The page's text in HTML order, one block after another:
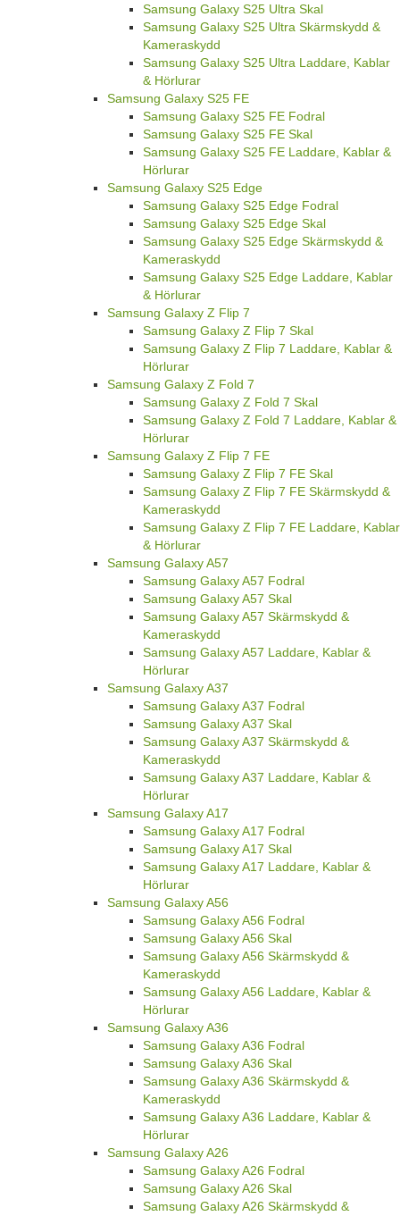
Samsung Galaxy S25 Ultra Skal
Samsung Galaxy S25 Ultra Skärmskydd &
Kameraskydd
Samsung Galaxy S25 Ultra Laddare, Kablar
& Hörlurar
Samsung Galaxy S25 FE
Samsung Galaxy S25 FE Fodral
Samsung Galaxy S25 FE Skal
Samsung Galaxy S25 FE Laddare, Kablar &
Hörlurar
Samsung Galaxy S25 Edge
Samsung Galaxy S25 Edge Fodral
Samsung Galaxy S25 Edge Skal
Samsung Galaxy S25 Edge Skärmskydd &
Kameraskydd
Samsung Galaxy S25 Edge Laddare, Kablar
& Hörlurar
Samsung Galaxy Z Flip 7
Samsung Galaxy Z Flip 7 Skal
Samsung Galaxy Z Flip 7 Laddare, Kablar &
Hörlurar
Samsung Galaxy Z Fold 7
Samsung Galaxy Z Fold 7 Skal
Samsung Galaxy Z Fold 7 Laddare, Kablar &
Hörlurar
Samsung Galaxy Z Flip 7 FE
Samsung Galaxy Z Flip 7 FE Skal
Samsung Galaxy Z Flip 7 FE Skärmskydd &
Kameraskydd
Samsung Galaxy Z Flip 7 FE Laddare, Kablar
& Hörlurar
Samsung Galaxy A57
Samsung Galaxy A57 Fodral
Samsung Galaxy A57 Skal
Samsung Galaxy A57 Skärmskydd &
Kameraskydd
Samsung Galaxy A57 Laddare, Kablar &
Hörlurar
Samsung Galaxy A37
Samsung Galaxy A37 Fodral
Samsung Galaxy A37 Skal
Samsung Galaxy A37 Skärmskydd &
Kameraskydd
Samsung Galaxy A37 Laddare, Kablar &
Hörlurar
Samsung Galaxy A17
Samsung Galaxy A17 Fodral
Samsung Galaxy A17 Skal
Samsung Galaxy A17 Laddare, Kablar &
Hörlurar
Samsung Galaxy A56
Samsung Galaxy A56 Fodral
Samsung Galaxy A56 Skal
Samsung Galaxy A56 Skärmskydd &
Kameraskydd
Samsung Galaxy A56 Laddare, Kablar &
Hörlurar
Samsung Galaxy A36
Samsung Galaxy A36 Fodral
Samsung Galaxy A36 Skal
Samsung Galaxy A36 Skärmskydd &
Kameraskydd
Samsung Galaxy A36 Laddare, Kablar &
Hörlurar
Samsung Galaxy A26
Samsung Galaxy A26 Fodral
Samsung Galaxy A26 Skal
Samsung Galaxy A26 Skärmskydd &